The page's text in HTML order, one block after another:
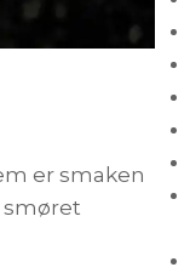
er smaken
smøret